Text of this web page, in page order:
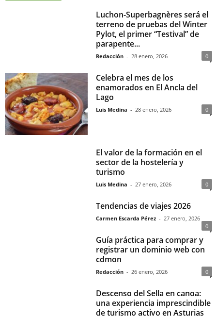
Luchon-Superbagnères será el
terreno de pruebas del Winter
Pylot, el primer “Testival” de
parapente...
Redacción - 28 enero, 2026 0
Celebra el mes de los
enamorados en El Ancla del
Lago
Luis Medina - 28 enero, 2026 0
El valor de la formación en el
sector de la hostelería y
turismo
Luis Medina - 27 enero, 2026 0
Tendencias de viajes 2026
Carmen Escarda Pérez - 27 enero, 2026
0
Guía práctica para comprar y
registrar un dominio web con
cdmon
Redacción - 26 enero, 2026 0
Descenso del Sella en canoa:
una experiencia imprescindible
de turismo activo en Asturias